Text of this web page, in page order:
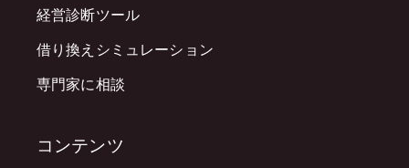
経営診断ツール
借り換えシミュレーション
専門家に相談
コンテンツ